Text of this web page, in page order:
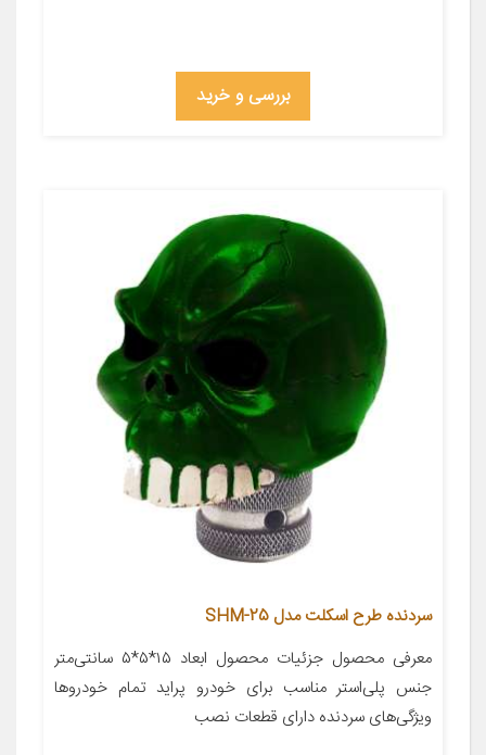
بررسی و خرید
سردنده طرح اسکلت مدل SHM-25
معرفی محصول جزئیات محصول ابعاد ۱۵*۵*۵ سانتی‌متر
جنس پلی‌استر مناسب برای خودرو پراید تمام خودروها
ویژگی‌های سردنده دارای قطعات نصب